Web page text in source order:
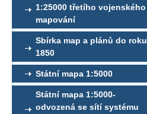
1:25000 třetího vojenského
mapování
Sbírka map a plánů do roku
1850
Státní mapa 1:5000
Státní mapa 1:5000-
odvozená se sítí systému